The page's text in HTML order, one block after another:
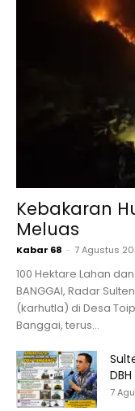
Kebakaran
Meluas
Kabar 68 - 7 Agustus
100 Hektare Lahan
BANGGAI, Radar
(karhutla) di Desa
Banggai, terus...
7